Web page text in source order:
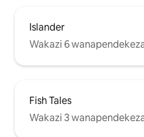
Islander
Wakazi 6
Fish Tales
Wakazi 3